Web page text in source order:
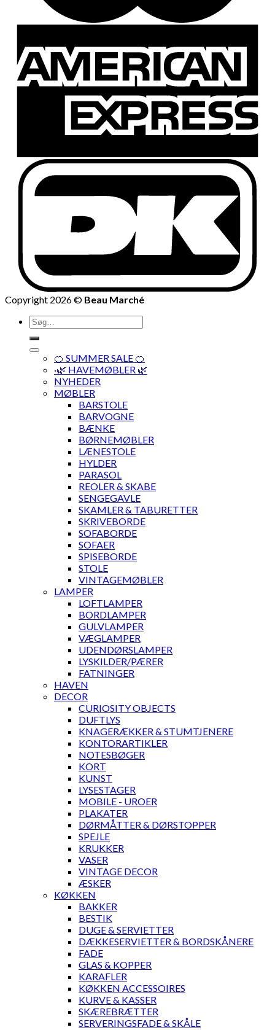
Copyright 2026 © Beau Marché
Søg
efter:
🍊 SUMMER SALE 🍊
·🌿 HAVEMØBLER 🌿
NYHEDER
MØBLER
BARSTOLE
BARVOGNE
BÆNKE
BØRNEMØBLER
LÆNESTOLE
HYLDER
PARASOL
REOLER & SKABE
SENGEGAVLE
SKAMLER & TABURETTER
SKRIVEBORDE
SOFABORDE
SOFAER
SPISEBORDE
STOLE
VINTAGEMØBLER
LAMPER
LOFTLAMPER
BORDLAMPER
GULVLAMPER
VÆGLAMPER
UDENDØRSLAMPER
LYSKILDER/PÆRER
FATNINGER
HAVEN
DECOR
CURIOSITY OBJECTS
DUFTLYS
KNAGERÆKKER & STUMTJENERE
KONTORARTIKLER
NOTESBØGER
KORT
KUNST
LYSESTAGER
MOBILE - UROER
PLAKATER
DØRMÅTTER & DØRSTOPPER
SPEJLE
KRUKKER
VASER
VINTAGE DECOR
ÆSKER
KØKKEN
BAKKER
BESTIK
DUGE & SERVIETTER
DÆKKESERVIETTER & BORDSKÅNERE
FADE
GLAS & KOPPER
KARAFLER
KØKKEN ACCESSOIRES
KURVE & KASSER
SKÆREBRÆTTER
SERVERINGSFADE & SKÅLE